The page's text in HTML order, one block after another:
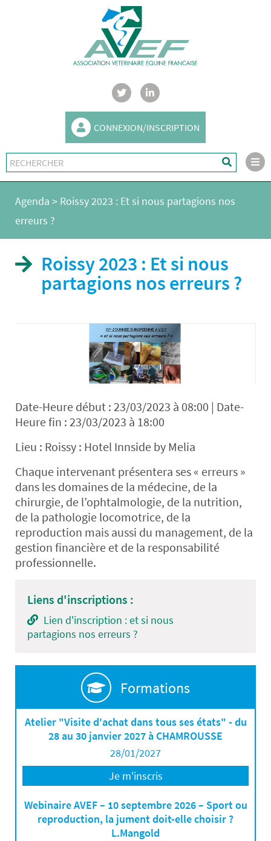
CONNEXION/INSCRIPTION
Agenda > Roissy 2023 : Et si nous partagions nos
erreurs ?
Roissy 2023 : Et si nous
partagions nos erreurs ?
Date-Heure début : 23/03/2023 à 08:00 | Date-
Heure fin : 23/03/2023 à 18:00
Lieu : Roissy : Hotel Innside by Melia
Chaque intervenant présentera ses « erreurs »
dans les domaines de la médecine, de la
chirurgie, de l’ophtalmologie, de la nutrition,
de la pathologie locomotrice, de la
reproduction mais aussi du management, de la
gestion financière et de la responsabilité
professionnelle.
Liens d'inscriptions :
Lien d'inscription : et si nous
partagions nos erreurs ?
Formations
Atelier "Visite d'achat dans tous ses états" - du
28 au 30 janvier 2027 à CHAMROUSSE
28/01/2027
Je m'inscris
Webinaire AVEF – 10 septembre 2026 – Sport ou
reproduction, la jument doit-elle choisir ?
L.Mangold